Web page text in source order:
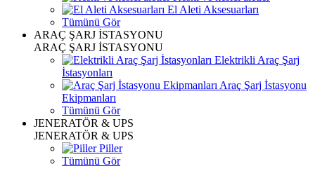
El Aleti Aksesuarları
Tümünü Gör
ARAÇ ŞARJ İSTASYONU
ARAÇ ŞARJ İSTASYONU
Elektrikli Araç Şarj
İstasyonları
Araç Şarj İstasyonu
Ekipmanları
Tümünü Gör
JENERATÖR & UPS
JENERATÖR & UPS
Piller
Tümünü Gör